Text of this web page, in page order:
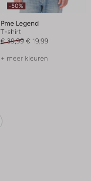
-50%
Pme Legend
T-shirt
€ 39,99 € 19,99
+ meer kleuren